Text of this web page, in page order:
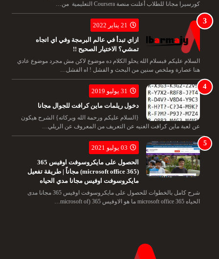
كورسيرا مجانا للطلاب أعلنت منصة Coursera التعليمية من…
21 يناير 2022
ازاي تبدأ في عالم البرمجة وفي اي اتجاه
تمشي؟ الاختيار الصحيح !!
السلام عليكم فبسلام الله يحلو الكلام ده موضوع لاكن مش مجرد موضوع عادي
هنا عصارة وملخص سنين من البحث و الفشل ! اه الفشل…
31 يوليو 2019
دخول ريلمات ماين كرافت للجوال مجانا
{السلام عليكم ورحمة الله وبركاته} الشرح هيكون
عن لعبة ماين كرافت الغنيه عن التعريف من المعروف عن الريلي…
03 يوليو 2021
الحصول على مايكروسوفت اوفيس 365
(microsoft office 365) مجاناً | طريقة تفعيل
مايكروسوفت اوفيس مجانا مدي الحياه
شرح كامل بالخطوات للحصول على مايكروسوفت اوفيس 365 مجانا مدى
الحياه microsoft office 365 ما هو الاوفيس 365 (microsoft of…